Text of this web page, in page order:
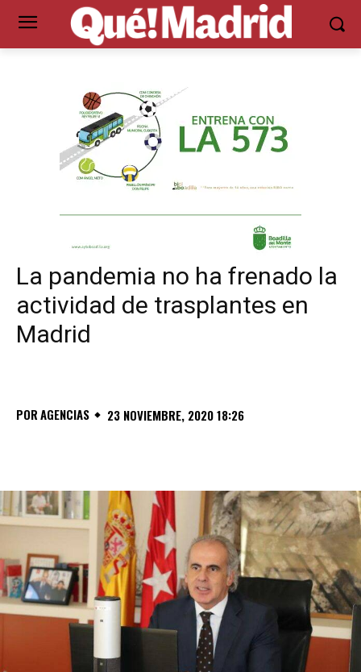
La pandemia no ha frenado la
actividad de trasplantes en
Madrid
PORAGENCIAS 23 NOVIEMBRE, 2020 18:26